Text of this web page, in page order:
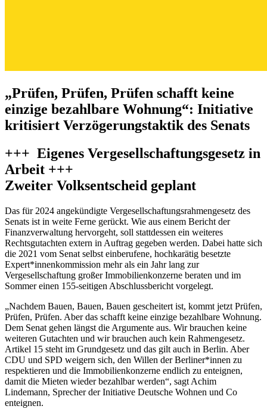
„Prüfen, Prüfen, Prüfen schafft keine
einzige bezahlbare Wohnung“: Initiative
kritisiert Verzögerungstaktik des Senats
+++ Eigenes Vergesellschaftungsgesetz in
Arbeit +++
Zweiter Volksentscheid geplant
Das für 2024 angekündigte Vergesellschaftungsrahmengesetz des
Senats ist in weite Ferne gerückt. Wie aus einem Bericht der
Finanzverwaltung hervorgeht, soll stattdessen ein weiteres
Rechtsgutachten extern in Auftrag gegeben werden. Dabei hatte sich
die 2021 vom Senat selbst einberufene, hochkarätig besetzte
Expert*innenkommission mehr als ein Jahr lang zur
Vergesellschaftung großer Immobilienkonzerne beraten und im
Sommer einen 155-seitigen Abschlussbericht vorgelegt.
„Nachdem Bauen, Bauen, Bauen gescheitert ist, kommt jetzt Prüfen,
Prüfen, Prüfen. Aber das schafft keine einzige bezahlbare Wohnung.
Dem Senat gehen längst die Argumente aus. Wir brauchen keine
weiteren Gutachten und wir brauchen auch kein Rahmengesetz.
Artikel 15 steht im Grundgesetz und das gilt auch in Berlin. Aber
CDU und SPD weigern sich, den Willen der Berliner*innen zu
respektieren und die Immobilienkonzerne endlich zu enteignen,
damit die Mieten wieder bezahlbar werden“, sagt Achim
Lindemann, Sprecher der Initiative Deutsche Wohnen und Co
enteignen.